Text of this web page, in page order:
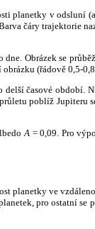
planetky v odsluní
čáry trajektorie
Obrázek se
(řádově 0,5-0,8
delší časové
poblíž
A = 0,09. Pro
planetky ve
pro ostatní